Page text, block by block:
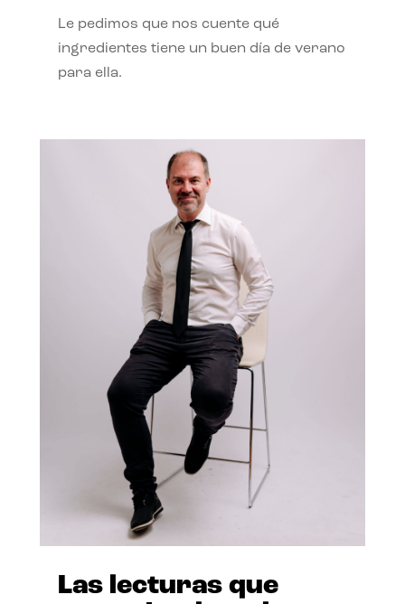
Le pedimos que nos cuente qué
ingredientes tiene un buen día de verano
para ella.
Las lecturas que